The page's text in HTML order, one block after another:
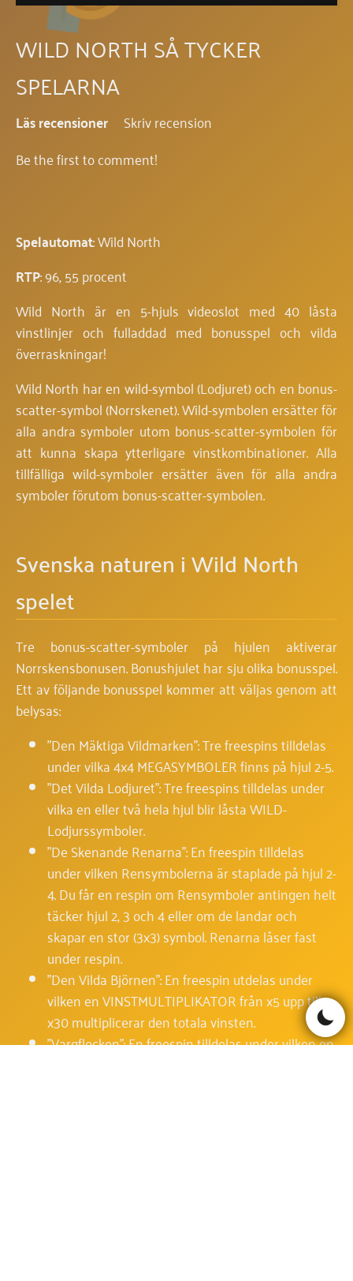
WILD NORTH SÅ TYCKER
SPELARNA
Läs recensioner
Skriv recension
Be the first to comment!
Spelautomat: Wild North
RTP: 96, 55 procent
Wild North är en 5-hjuls videoslot med 40 låsta
vinstlinjer och fulladdad med bonusspel och vilda
överraskningar!
Wild North har en wild-symbol (Lodjuret) och en bonus-
scatter-symbol (Norrskenet). Wild-symbolen ersätter för
alla andra symboler utom bonus-scatter-symbolen för
att kunna skapa ytterligare vinstkombinationer. Alla
tillfälliga wild-symboler ersätter även för alla andra
symboler förutom bonus-scatter-symbolen.
Svenska naturen i Wild North
spelet
Tre bonus-scatter-symboler på hjulen aktiverar
Norrskensbonusen. Bonushjulet har sju olika bonusspel.
Ett av följande bonusspel kommer att väljas genom att
belysas:
"Den Mäktiga Vildmarken": Tre freespins tilldelas
under vilka 4x4 MEGASYMBOLER finns på hjul 2-5.
"Det Vilda Lodjuret": Tre freespins tilldelas under
vilka en eller två hela hjul blir låsta WILD-
Lodjurssymboler.
"De Skenande Renarna": En freespin tilldelas
under vilken Rensymbolerna är staplade på hjul 2-
4. Du får en respin om Rensymboler antingen helt
täcker hjul 2, 3 och 4 eller om de landar och
skapar en stor (3x3) symbol. Renarna låser fast
under respin.
"Den Vilda Björnen": En freespin utdelas under
vilken en VINSTMULTIPLIKATOR från x5 upp till
x30 multiplicerar den totala vinsten.
"Vargflocken": En freespin tilldelas under vilken en